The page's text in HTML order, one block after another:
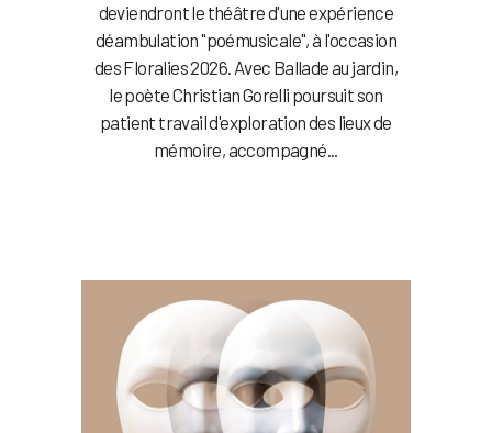
deviendront le théâtre d'une expérience
déambulation "poémusicale", à l'occasion
des Floralies 2026. Avec Ballade au jardin,
le poète Christian Gorelli poursuit son
patient travail d'exploration des lieux de
mémoire, accompagné...